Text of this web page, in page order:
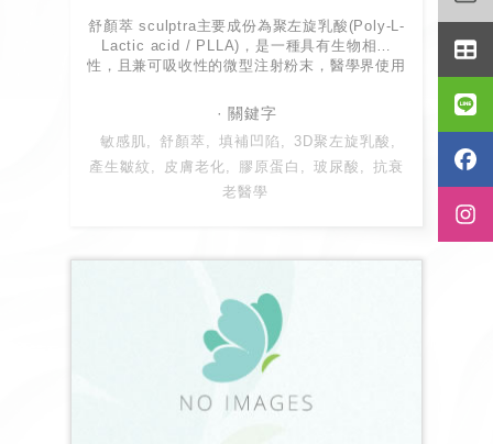
舒顏萃 sculptra主要成份為聚左旋乳酸(Poly-L-
Lactic acid / PLLA)，是一種具有生物相容
性，且兼可吸收性的微型注射粉末，醫學界使用
敏感肌 舒顏萃 填補凹陷
3D聚左旋乳酸
產生皺紋
皮膚老化 膠原蛋白 玻尿酸
抗衰
老醫學